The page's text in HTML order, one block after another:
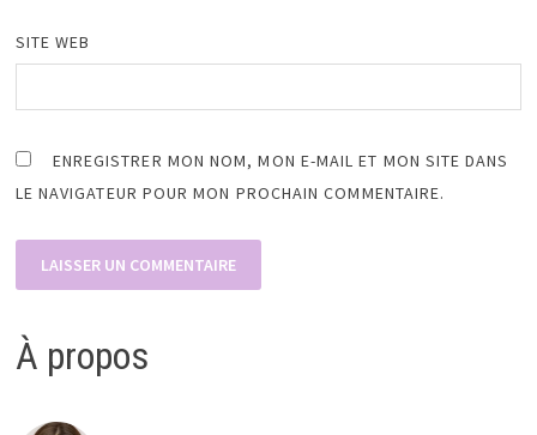
SITE WEB
ENREGISTRER MON NOM, MON E-MAIL ET MON SITE DANS
LE NAVIGATEUR POUR MON PROCHAIN COMMENTAIRE.
À propos